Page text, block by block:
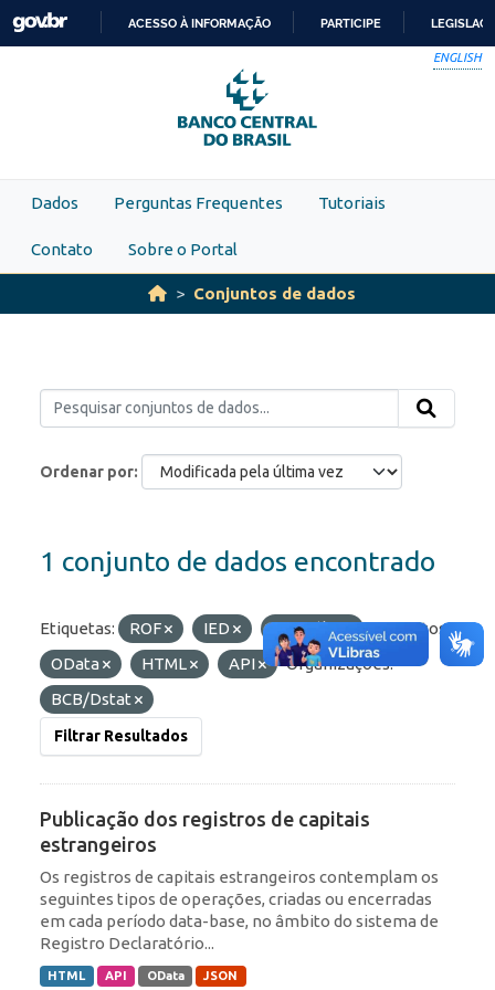
Skip to main content
PARA
O
CONTEÚDO
ACESSO À INFORMAÇÃO PARTICIPE
ENGLISH
Dados Perguntas Frequentes Tutoriais
Contato Sobre o Portal
Conjuntos de dados
Ordenar por
1 conjunto de dados encontrado
Etiquetas: ROF IED Portfólio
Formatos:
OData
HTML API
Organizações:
BCB/Dstat
Filtrar Resultados
Publicação dos registros de capitais
estrangeiros
Os registros de capitais estrangeiros contemplam os
seguintes tipos de operações, criadas ou encerradas
em cada período data-base, no âmbito do sistema de
Registro Declaratório...
HTML API OData JSON